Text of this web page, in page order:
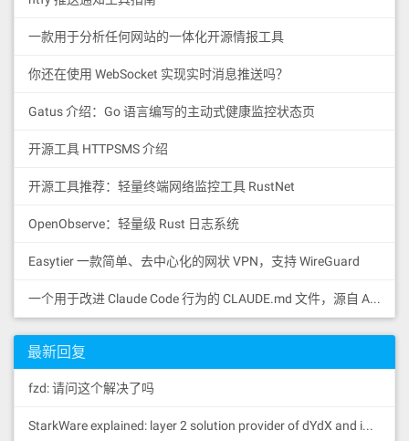
POW（Proof of Work，工作量证明），以太币使用的
BFT-DPOS。
什么是BFT-DPOS呢？即拜占庭容错式的委任权益证
么是DPOS。
由于POW在比特币的共识算法中极大地消耗了算法的
候Dan Larimer提出了一个相较于POW来说更加高
效，轻便的共识机制即DPOS。该共识机制一边能让
网络成本小型化，另一方面有回复语每个持股人一定
的投票权。
这些超级节点呢能够：供相关计算资源和网络资源，
保证节点的正常运行;当轮到某超级节点拥有出块权
一款用于分析任何网站的一体化开源情报工具
你还在使用 WebSocket 实现实时消息推送吗？
Gatus 介绍：Go 语言编写的主动式健康监控状态页
开源工具 HTTPSMS 介绍
开源工具推荐：轻量终端网络监控工具 RustNet
OpenObserve：轻量级 Rust 日志系统
Easytier 一款简单、去中心化的网状 VPN，支持 WireGuard
一个用于改进 Claude Code 行为的 CLAUDE.md 文件，源自 Andrej Karpathy 对 LLM 编码陷阱的观察。
最新回复
fzd: 请问这个解决了吗
StarkWare explained: layer 2 solution provider of dYdX and iMMUTABLE R11; BitKeep News: [...]Layer 2: https://...